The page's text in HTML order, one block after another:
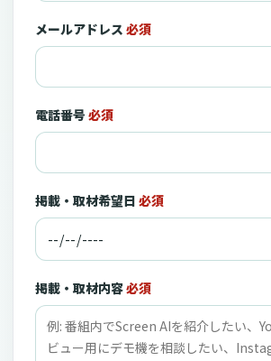
メールアドレス 必須
電話番号 必須
掲載・取材希望日 必須
掲載・取材内容必須